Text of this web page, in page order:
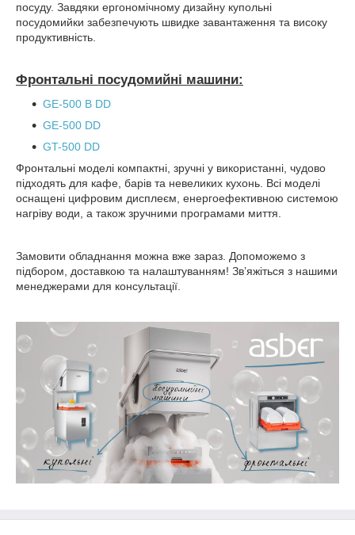
посуду. Завдяки ергономічному дизайну купольні
посудомийки забезпечують швидке завантаження та високу
продуктивність.
Фронтальні посудомийні машини:
GE-500 B DD
GE-500 DD
GT-500 DD
Фронтальні моделі компактні, зручні у використанні, чудово
підходять для кафе, барів та невеликих кухонь. Всі моделі
оснащені цифровим дисплеєм, енергоефективною системою
нагріву води, а також зручними програмами миття.
Замовити обладнання можна вже зараз. Допоможемо з
підбором, доставкою та налаштуванням! Зв’яжіться з нашими
менеджерами для консультації.